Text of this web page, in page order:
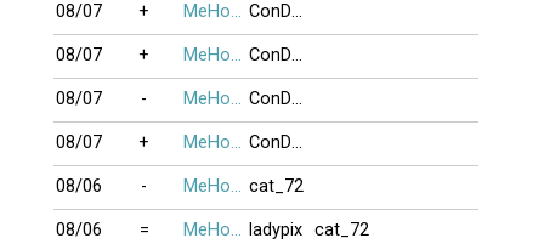
08/07 + MeHonTran ConDayNoiNho
08/07 + MeHonTran ConDayNoiNho
08/07 - MeHonTran ConDayNoiNho
08/07 + MeHonTran ConDayNoiNho
08/06 - MeHonTran cat_72
08/06 = MeHonTran ladypix cat_72